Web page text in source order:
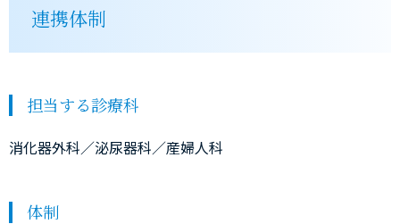
連携体制
担当する診療科
消化器外科／泌尿器科／産婦人科
体制